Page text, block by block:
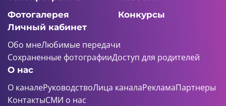
Фотогалерея
Конкурсы
Личный кабинет
Обо мнеЛюбимые передачи
Сохраненные фотографииДоступ для родителей
О нас
О каналеРуководствоЛица каналаРекламаПартнеры
КонтактыСМИ о нас